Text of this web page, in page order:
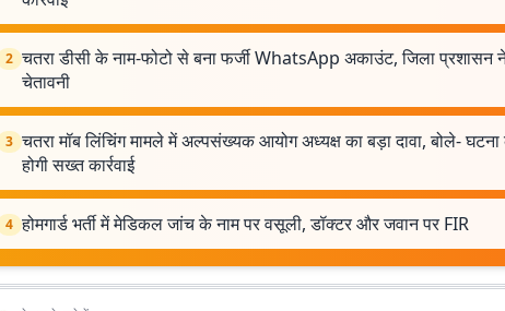
2 चतरा डीसी के नाम-फोटो से बना फर्जी WhatsApp अकाउंट, जिला प्रशासन
चेतावनी
3 चतरा मॉब लिंचिंग मामले में अल्पसंख्यक आयोग अध्यक्ष का बड़ा दावा, बोले- घटना
होगी सख्त कार्रवाई
4 होमगार्ड भर्ती में मेडिकल जांच के नाम पर वसूली, डॉक्टर और जवान पर FIR